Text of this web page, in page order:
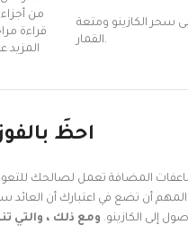
من
قراءة
المزيد
سحر الكازينو ومتعة
القمار.
احظَ
المضافة تعمل لصالحك
إلى الكازينو.